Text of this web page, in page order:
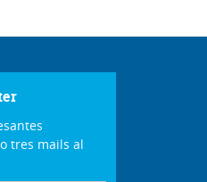
tres mails al